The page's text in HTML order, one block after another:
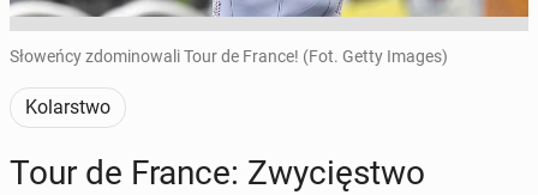
Słoweńcy zdominowali Tour de France! (Fot. Getty Images)
Kolarstwo
Tour de France: Zwy­cię­stwo